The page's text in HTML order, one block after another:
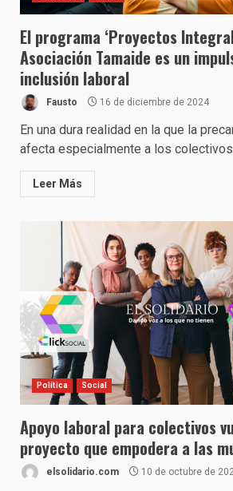
El programa ‘Proyectos
Asociación Tamaide es un
inclusión laboral
Fausto 16 de diciembre de 2024
En una dura realidad en la que la
afecta especialmente a los colectivos
Leer Más
Política Social
Apoyo laboral para colectivos
proyecto que empodera a las
elsolidario.com 10 de octubre de